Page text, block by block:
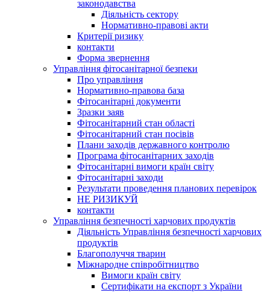
законодавства
Діяльність сектору
Нормативно-правові акти
Критерії ризику
контакти
Форма звернення
Управління фітосанітарної безпеки
Про управління
Нормативно-правова база
Фітосанітарні документи
Зразки заяв
Фітосанітарний стан області
Фітосанітарний стан посівів
Плани заходів державного контролю
Програма фітосанітарних заходів
Фітосанітарні вимоги країн світу
Фітосанітарні заходи
Результати проведення планових перевірок
НЕ РИЗИКУЙ
контакти
Управління безпечності харчових продуктів
Діяльність Управління безпечності харчових
продуктів
Благополуччя тварин
Міжнародне співробітництво
Вимоги країн світу
Сертифікати на експорт з України